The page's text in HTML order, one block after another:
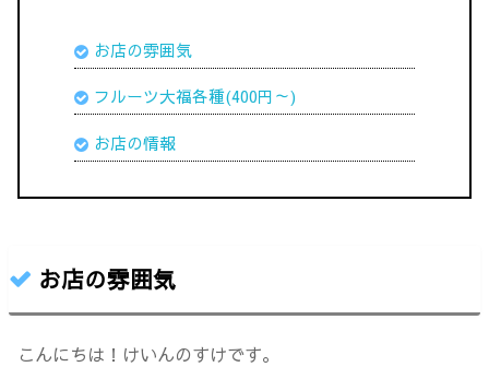
お店の雰囲気
フルーツ大福各種(400円～)
お店の情報
お店の雰囲気
こんにちは！けいんのすけです。